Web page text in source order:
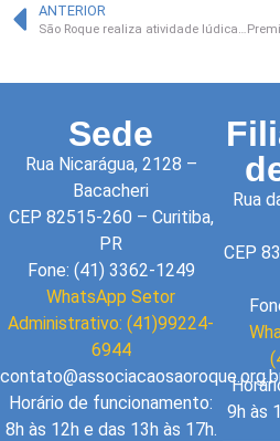
ANTERIOR
Sede
Rua Nicarágua, 2128 –
Bacacheri
CEP 82515-260 – Curitiba,
PR
Fone: (41) 3362-1249
WhatsApp Setor
Administrativo: (41)99224-
6944
Horário de funcionamento:
8h às 12h e das 13h às 17h.
Rua
CEP
9h às